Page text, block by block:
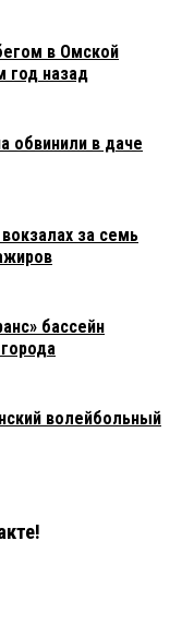
в Омской
год назад
обвинили в даче
за семь
бассейн
волейбольный